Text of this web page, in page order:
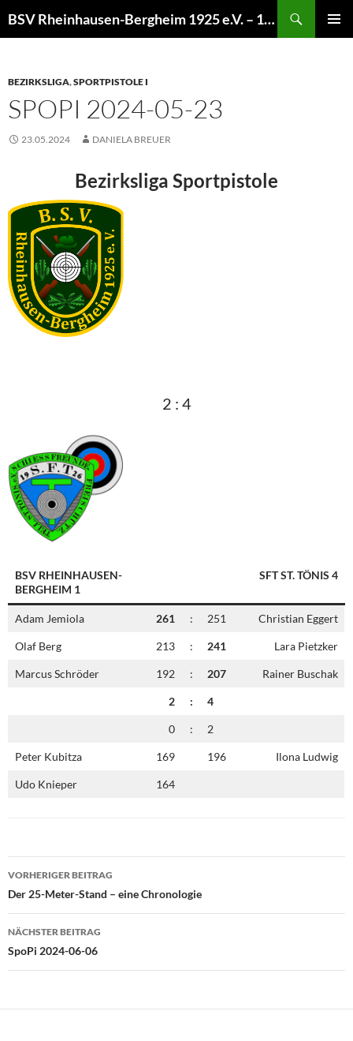
Inhalt
BSV Rheinhausen-Bergheim 1925 e.V. – 100% Sportschießen
BEZIRKSLIGA,SPORTPISTOLE I
SPOPI 2024-05-23
23.05.2024 DANIELA BREUER
Bezirksliga Sportpistole
2 : 4
BSV RHEINHAUSEN-
BERGHEIM 1
SFT ST. TÖNIS 4
Adam Jemiola 261 : 251 Christian Eggert
Olaf Berg 213 : 241 Lara Pietzker
Marcus Schröder 192 : 207 Rainer Buschak
2 : 4
0 : 2
Peter Kubitza 169 196 Ilona Ludwig
Udo Knieper 164
Beitragsnavigation
VORHERIGER BEITRAG
Der 25-Meter-Stand – eine Chronologie
NÄCHSTER BEITRAG
SpoPi 2024-06-06